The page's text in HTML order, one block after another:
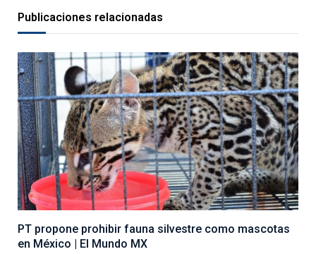
Publicaciones relacionadas
PT propone prohibir fauna silvestre como mascotas
en México | El Mundo MX